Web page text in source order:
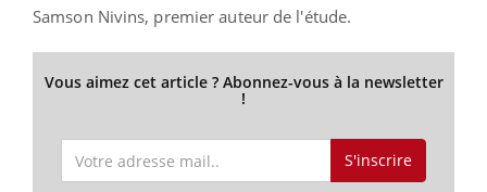
Samson Nivins, premier auteur de l'étude.
Vous aimez cet article ? Abonnez-vous à la newsletter
!
S'inscrire